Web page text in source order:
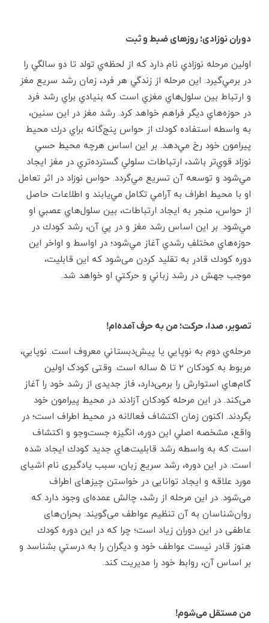
دوران نوزادی؛ روزهای ضبط و ثبت
اولين مرحله نوزادي نام دارد كه از لحظه‌ي تولد تا دو سالگي را
در برمي‌گيرد. اين مرحله از زندگي هر فرد، زمان رشد سريع مغز
و ارتباط بين سلول‌هاي مغزي است كه بنيادي براي رشد فرد
در حوزه‌هاي ديگر فراهم خواهد كرد. رشد مغز در اين سنين،
به واسطه‌ استفاده كودك از حواس پنج‌گانه‌ براي درك محيط
پيرامون خود رخ مي‌دهد. بر اين اساس هرچه محيط حسي
نوزاد قوي‌تر باشد، ارتباطات سلولي گسترده‌تري در مغز ايجاد
مي‌شود و توسعه‌ آن تسريع مي‌گردد. حواس نوزاد در اثر تعامل
او با محیط اطراف به آرامي تكامل مي‌يابند و اطلاعات حاصل
از حواس، منجر به ايجاد ارتباطات، بين سلول‌هاي عصبي او
مي‌شود. بر اين اساس رشد مغز و در پي آن، رشد كودك در
حوزه‌هاي مختلفِ رشدي آغاز مي‌شود؛ در اواسط و اواخر اين
دوره كودك قادر به تقليد کردن می‌شود كه اين قابليت،
موجب جهش در رشد زباني و حركتي او خواهد شد.
تصویر، صدا، حرکت؛ من به حرف آمده‌ام!
مرحله‌ي دوم به نوپايي يا پيش‌دبستاني معروف است. نوپايي،
مربوط به كودكان 2 تا 5 ساله است. وقتی کودک اولین
گام‌هاي استوارش را برمی‌دارد، فاز جدیدی از رشد خود را آغاز
می‌کند. در این مرحله کودکان آزادند در محیط پیرامون خود
بگردند. اکنون زمان اکتشاف فعالانه در محیط اطراف است؛ در
واقع، مشخصه‌ اصلي اين دوره، انگيزه‌ جست‌وجو و اكتشاف
است كه به واسطه‌ رشد قابليت‌هاي جديد كودك ايجاد شده
است. در اين دوره، رشد سريع زبان، سبب یادگیری نام اشیای
مورد علاقه و ایجاد توانایی در خواستن چیزهای اطراف
می‌شود. در این مرحله از رشد، چالش عمده‌ای وجود دارد که
روان‌شناسان به آن تنظیم عواطف می‌گویند. بحران‌های
عاطفی در این دوران زیاد است؛ چرا كه در اين دوره كودك
هنوز قادر نيست عواطف خود و ديگران را به درستي بشناسد و
بر اساس آن، روابط خود را مديريت کند.
من مستقل می‌شوم!